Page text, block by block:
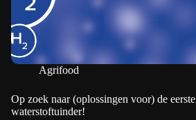
Agrifood
Op zoek naar (oplossingen voor) de eerste
waterstoftuinder!